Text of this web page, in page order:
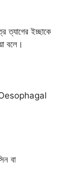
ত্যাগের ইচ্ছাকে
বলে।
Oesophagal
বা